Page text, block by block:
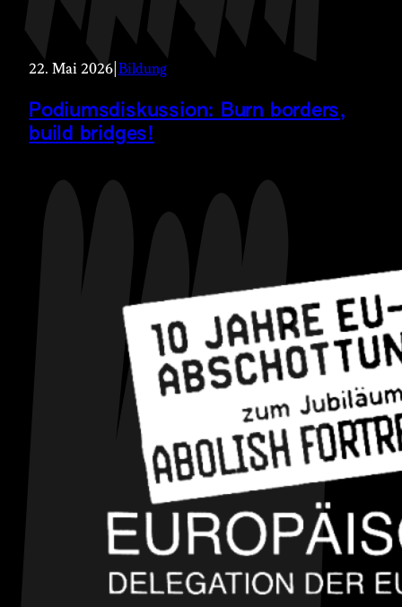
22. Mai 2026 Bildung
Podiumsdiskussion: Burn borders,
build bridges!